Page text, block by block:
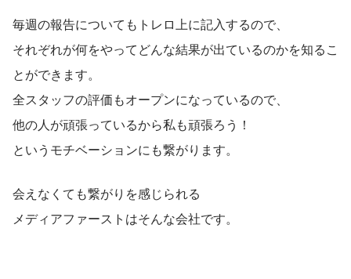
毎週の報告についてもトレロ上に記入するので、
それぞれが何をやってどんな結果が出ているのかを知るこ
とができます。
全スタッフの評価もオープンになっているので、
他の人が頑張っているから私も頑張ろう！
というモチベーションにも繋がります。
会えなくても繋がりを感じられる
メディアファーストはそんな会社です。